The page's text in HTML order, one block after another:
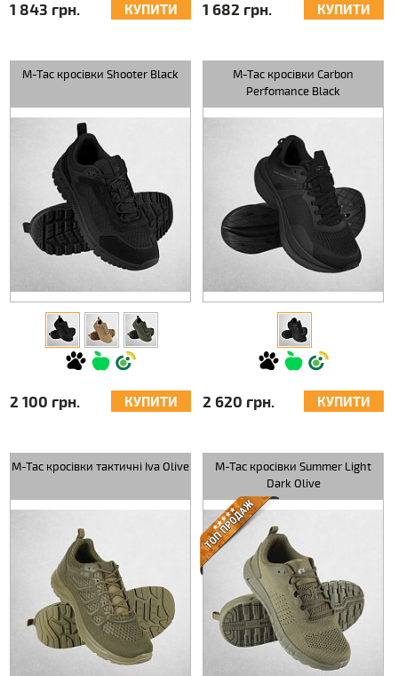
1 843 грн. КУПИТИ 1 682 грн. КУПИТИ
M-Tac кросівки Shooter Black
2 100 грн. КУПИТИ
M-Tac кросівки Carbon
Perfomance Black
2 620 грн. КУПИТИ
M-Tac кросівки тактичні Iva Olive
M-Tac кросівки Summer Light
Dark Olive